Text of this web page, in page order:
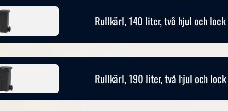
Rullkärl, 140 liter, två hjul och lock
Rullkärl, 190 liter, två hjul och lock